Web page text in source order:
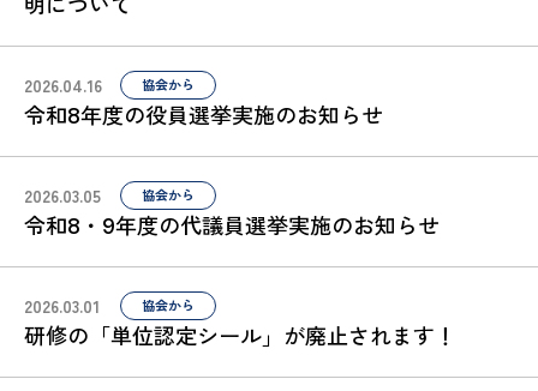
明について
2026.04.16 協会から
令和8年度の役員選挙実施のお知らせ
2026.03.05 協会から
令和8・9年度の代議員選挙実施のお知らせ
2026.03.01 協会から
研修の「単位認定シール」が廃止されます！